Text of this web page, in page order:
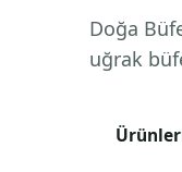
Doğa
uğrak